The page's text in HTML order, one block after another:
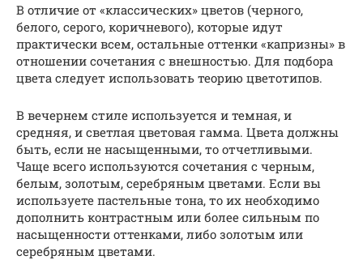
В отличие от «классических» цветов (черного,
белого, серого, коричневого), которые идут
практически всем, остальные оттенки «капризны» в
отношении сочетания с внешностью. Для подбора
цвета следует использовать теорию цветотипов.
В вечернем стиле используется и темная, и
средняя, и светлая цветовая гамма. Цвета должны
быть, если не насыщенными, то отчетливыми.
Чаще всего используются сочетания с черным,
белым, золотым, серебряным цветами. Если вы
используете пастельные тона, то их необходимо
дополнить контрастным или более сильным по
насыщенности оттенками, либо золотым или
серебряным цветами.